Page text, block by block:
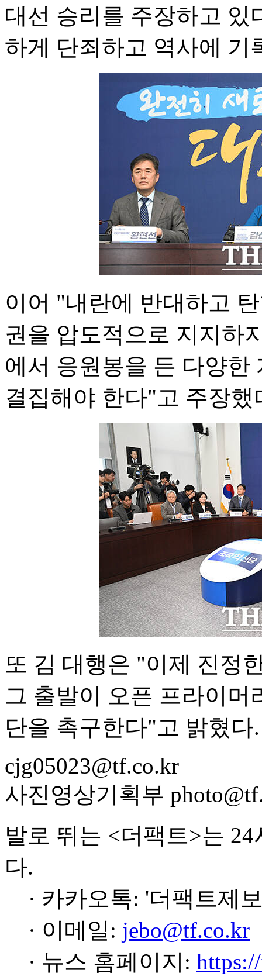
대선 승리를 주장하고
하게 단죄하고 역사에 기
이어 "내란에 반대하고
권을 압도적으로 지지하
에서 응원봉을 든 다양한
결집해야 한다"고 주장했
또 김 대행은 "이제 진정
그 출발이 오픈 프라이
단을 촉구한다"고 밝혔다.
cjg05023@tf.co.kr
사진영상기획부
발로 뛰는 <더팩트>는
다.
· 카카오톡: '더팩트제
· 이메일: jebo@tf.co.kr
· 뉴스 홈페이지: